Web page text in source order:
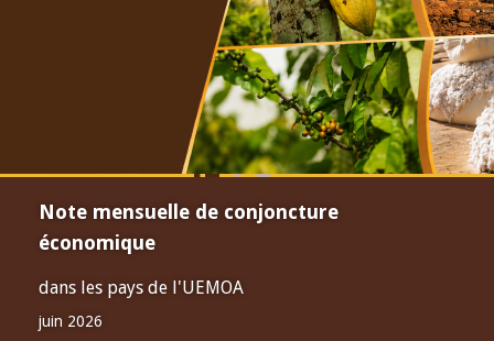
Note mensuelle de conjoncture
économique
dans les pays de l'UEMOA
juin 2026